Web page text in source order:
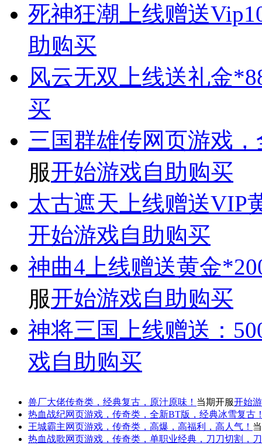
死神狂潮 上线赠送
助购买
风云无双 上线送礼金
买
三国群雄传网页游戏
服开始游戏自助购买
太古遮天 上线赠送VIP
开始游戏自助购买
神曲4 上线赠送黄金
服开始游戏自助购买
神将三国
上线赠送：
戏自助购买
兽厂大佬传奇类，经典复古，原汁原味！ 当期开服开始
热血战纪网页游戏，传奇类，全新BT版，经典冰雪复古
王城霸主网页游戏，传奇类，高爆，高福利，高人气！
热血战歌网页游戏，传奇类，单职业经典，刀刀切割，